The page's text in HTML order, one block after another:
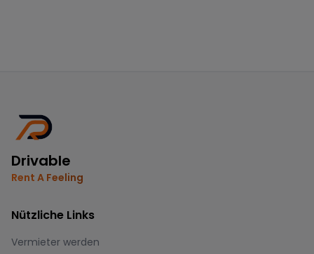
Drivable
Rent A Feeling
Nützliche Links
Vermieter werden